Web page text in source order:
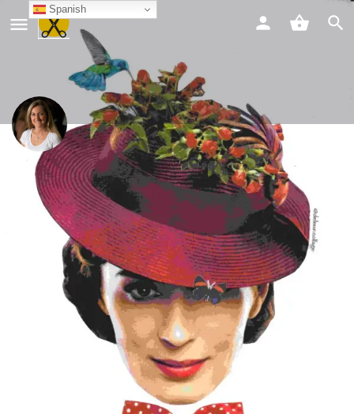
Marcela Díaz
Chat Compartir
Compartir Guardar
Spanish